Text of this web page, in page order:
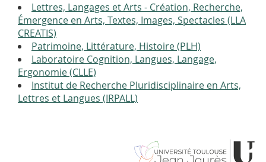
Lettres, Langages et Arts - Création, Recherche,
Émergence en Arts, Textes, Images, Spectacles (LLA
CREATIS)
Patrimoine, Littérature, Histoire (PLH)
Laboratoire Cognition, Langues, Langage,
Ergonomie (CLLE)
Institut de Recherche Pluridisciplinaire en Arts,
Lettres et Langues (IRPALL)